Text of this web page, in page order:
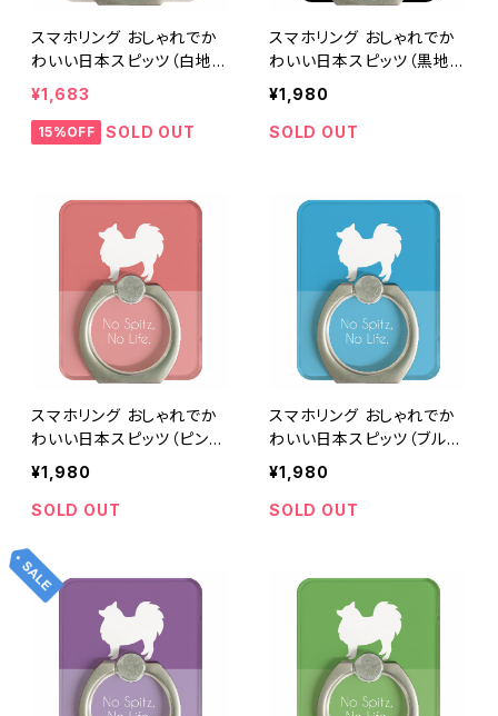
スマホリング おしゃれでか
わいい日本スピッツ（白地に
黒犬）
¥1,683
15%OFF SOLD OUT
スマホリング おしゃれでか
わいい日本スピッツ（黒地に
白犬）
¥1,980
SOLD OUT
スマホリング おしゃれでか
わいい日本スピッツ（ピン
ク・濃淡２色）
¥1,980
SOLD OUT
スマホリング おしゃれでか
わいい日本スピッツ（ブルー
／水色・濃淡２色）
¥1,980
SOLD OUT